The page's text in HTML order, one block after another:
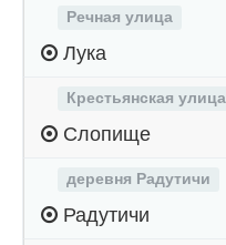
Речная улица
Лука
Крестьянская улица
Слопище
деревня Радутичи
Радутичи